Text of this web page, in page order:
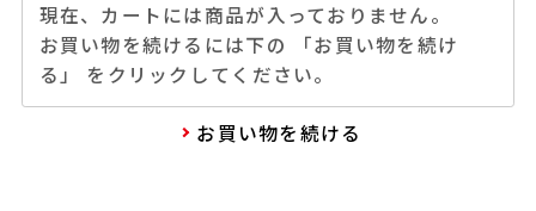
現在、カートには商品が入っておりません。
お買い物を続けるには下の 「お買い物を続け
る」 をクリックしてください。
お買い物を続ける